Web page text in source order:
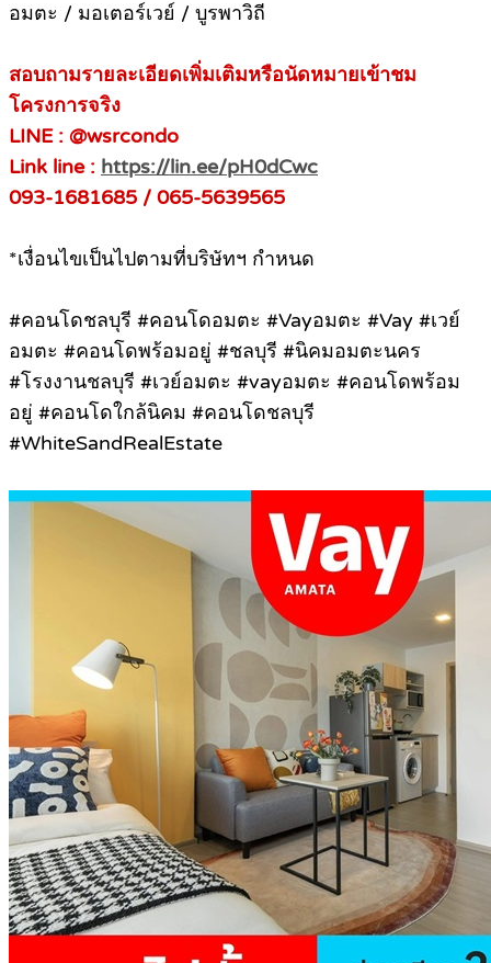
อมตะ / มอเตอร์เวย์ / บูรพาวิถี
สอบถามรายละเอียดเพิ่มเติมหรือนัดหมายเข้าชม
โครงการจริง
LINE : @wsrcondo
Link line : https://lin.ee/pH0dCwc
093-1681685 / 065-5639565
*เงื่อนไขเป็นไปตามที่บริษัทฯ กำหนด
#คอนโดชลบุรี #คอนโดอมตะ #Vayอมตะ #Vay #เวย์
อมตะ #คอนโดพร้อมอยู่ #ชลบุรี #นิคมอมตะนคร
#โรงงานชลบุรี #เวย์อมตะ #vayอมตะ #คอนโดพร้อม
อยู่ #คอนโดใกล้นิคม #คอนโดชลบุรี
#WhiteSandRealEstate